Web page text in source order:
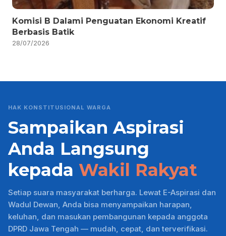
Komisi B Dalami Penguatan Ekonomi Kreatif
Berbasis Batik
28/07/2026
HAK KONSTITUSIONAL WARGA
Sampaikan Aspirasi
Anda Langsung
kepada Wakil Rakyat
Setiap suara masyarakat berharga. Lewat E-Aspirasi dan
Wadul Dewan, Anda bisa menyampaikan harapan,
keluhan, dan masukan pembangunan kepada anggota
DPRD Jawa Tengah — mudah, cepat, dan terverifikasi.